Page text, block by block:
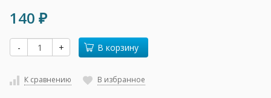
140 ₽
- + В корзину
К сравнению В избранное